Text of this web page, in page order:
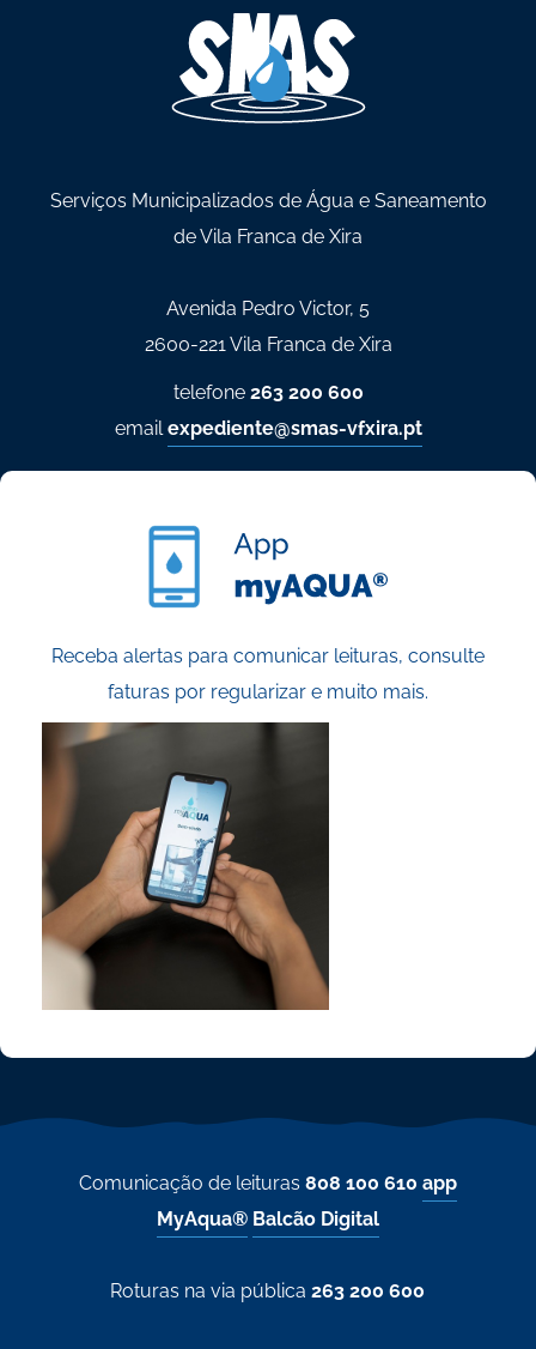
Serviços Municipalizados de Água e Saneamento
de Vila Franca de Xira
Avenida Pedro Victor, 5
2600-221 Vila Franca de Xira
telefone 263 200 600
emailexpediente@smas-vfxira.pt
Receba alertas para comunicar leituras, consulte
faturas por regularizar e muito mais.
Comunicação de leituras 808 100 610 app
MyAqua® Balcão Digital
Roturas na via pública263 200 600